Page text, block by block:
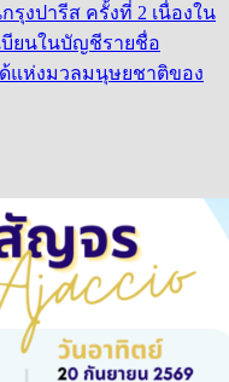
งปารีส ครั้งที่ 2 เนื่องใน
บียนในบัญชีรายชื่อ
แห่งมวลมนุษยชาติของ